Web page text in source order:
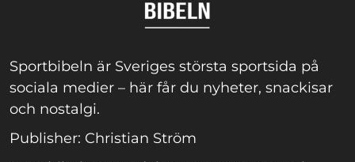
Sportbibeln är Sveriges största sportsida på
sociala medier – här får du nyheter, snackisar
och nostalgi.
Publisher: Christian Ström